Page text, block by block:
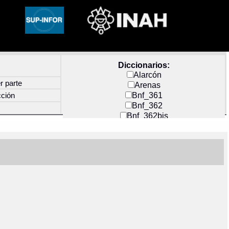
Diccionarios:
Alarcón
Arenas
Bnf_361
Bnf_362
Bnf_362bis
Docs_México
parte